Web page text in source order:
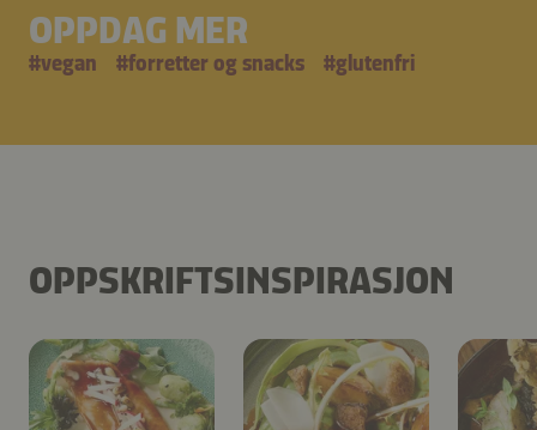
OPPDAG MER
#vegan #forretter og snacks #glutenfri
OPPSKRIFTSINSPIRASJON